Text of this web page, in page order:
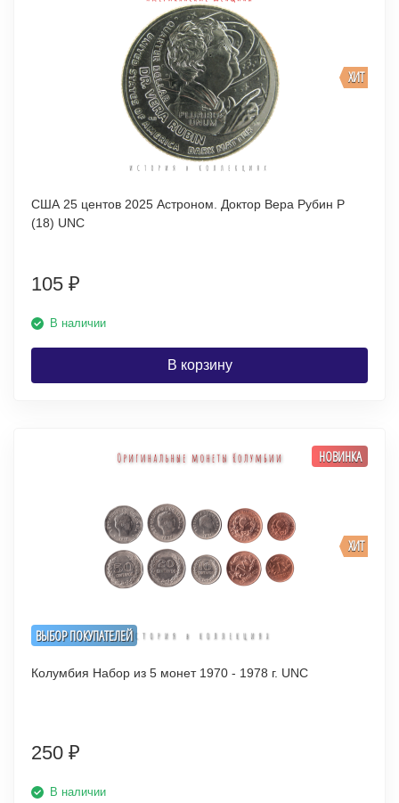
ХИТ
США 25 центов 2025 Астроном. Доктор Вера Рубин Р
(18) UNC
105 ₽
В наличии
В корзину
ВЫБОР ПОКУПАТЕЛЕЙ
ХИТ
НОВИНКА
Колумбия Набор из 5 монет 1970 - 1978 г. UNC
250 ₽
В наличии